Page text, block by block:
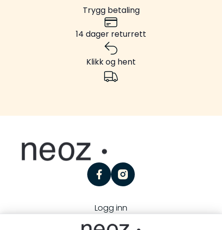
Trygg betaling
14 dager returrett
Klikk og hent
facebookinstagram
Logg inn